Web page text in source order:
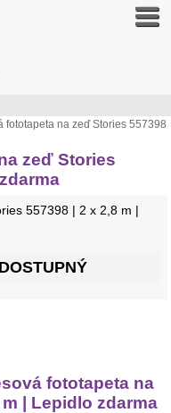
fototapeta na zeď Stories 557398
zeď Stories
557398 | 2 x 2,8 m |
fototapeta na
| Lepidlo zdarma